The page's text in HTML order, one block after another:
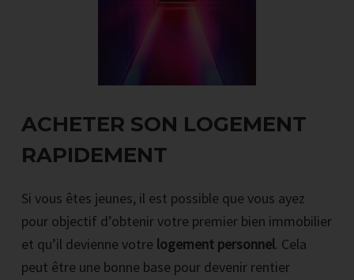
ACHETER SON LOGEMENT
RAPIDEMENT
Si vous êtes jeunes, il est possible que vous ayez
pour objectif d’obtenir votre premier bien immobilier
et qu’il devienne votre logement personnel. Cela
peut être une bonne base pour devenir rentier